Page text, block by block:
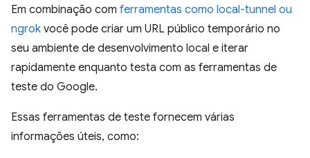
Em combinação com ferramentas como local-tunnel ou
ngrok você pode criar um URL público temporário no
seu ambiente de desenvolvimento local e iterar
rapidamente enquanto testa com as ferramentas de
teste do Google.
Essas ferramentas de teste fornecem várias
informações úteis, como: